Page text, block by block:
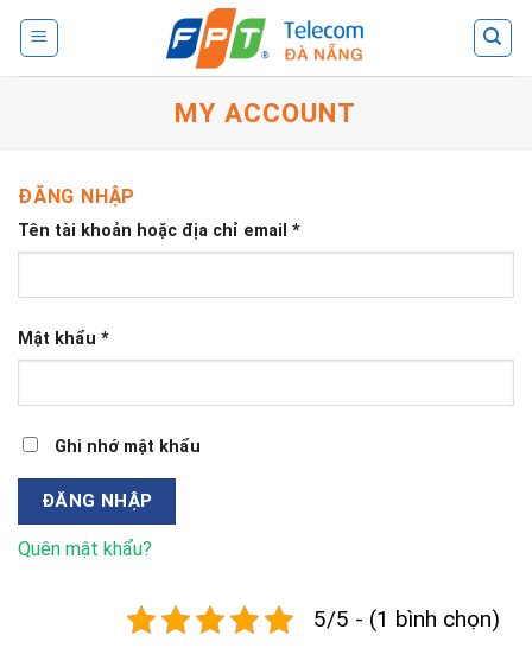
Skip
content
MY ACCOUNT
ĐĂNG NHẬP
Tên tài khoản hoặc địa chỉ email *
Mật khẩu *
Ghi nhớ mật khẩu
ĐĂNG NHẬP
Quên mật khẩu?
5/5 - (1 bình chọn)